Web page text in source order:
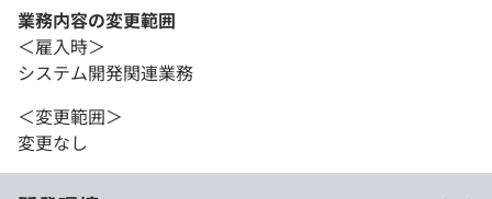
業務内容の変更範囲
＜雇入時＞
システム開発関連業務
＜変更範囲＞
変更なし